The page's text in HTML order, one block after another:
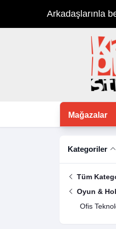
Arkadaşlarınla
Mağazalar
Kategoriler
Tüm
Oyun &
Ofis